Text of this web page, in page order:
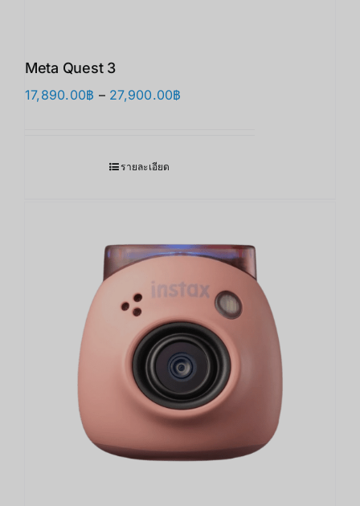
Meta Quest 3
17,890.00฿ – 27,900.00฿
รายละเอียด